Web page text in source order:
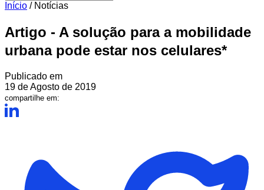
Início / Notícias
Artigo - A solução para a mobilidade
urbana pode estar nos celulares*
Publicado em
19 de Agosto de 2019
compartilhe em: